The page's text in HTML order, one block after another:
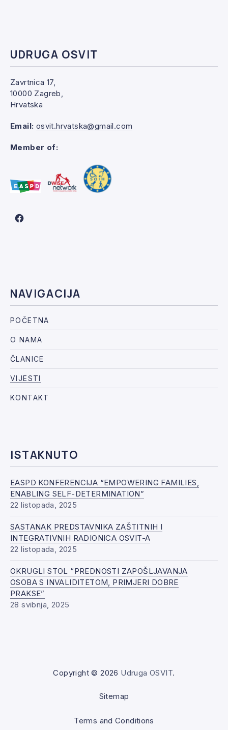
UDRUGA OSVIT
Zavrtnica 17,
10000 Zagreb,
Hrvatska
Email: osvit.hrvatska@gmail.com
Member of:
New Window
NAVIGACIJA
POČETNA
O NAMA
ČLANICE
VIJESTI
KONTAKT
ISTAKNUTO
EASPD KONFERENCIJA “EMPOWERING FAMILIES,
ENABLING SELF-DETERMINATION”
22 listopada, 2025
SASTANAK PREDSTAVNIKA ZAŠTITNIH I
INTEGRATIVNIH RADIONICA OSVIT-A
22 listopada, 2025
OKRUGLI STOL “PREDNOSTI ZAPOŠLJAVANJA
OSOBA S INVALIDITETOM, PRIMJERI DOBRE
PRAKSE”
28 svibnja, 2025
Copyright © 2026 Udruga OSVIT.
Sitemap
Terms and Conditions